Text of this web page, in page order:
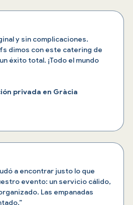
y sin complicaciones.
dimos con este catering de
éxito total. ¡Todo el mundo
privada en Gràcia
a encontrar justo lo que
evento: un servicio cálido,
Las empanadas